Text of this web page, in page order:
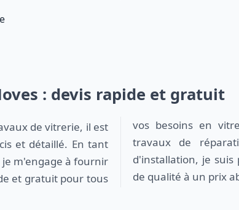
: devis rapide et gratuit
et détaillé. En tant
je m'engage à fournir
et gratuit pour tous
vos besoins en
travaux de
d'installation, je
de qualité à un prix